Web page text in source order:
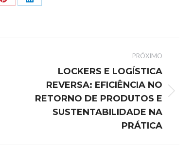
PRÓXIMO
LOCKERS E LOGÍSTICA
REVERSA: EFICIÊNCIA NO
RETORNO DE PRODUTOS E
SUSTENTABILIDADE NA
PRÁTICA